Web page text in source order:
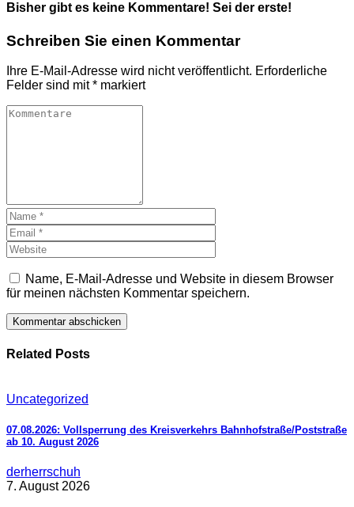
Bisher gibt es keine Kommentare! Sei der erste!
Schreiben Sie einen Kommentar
Ihre E-Mail-Adresse wird nicht veröffentlicht. Erforderliche
Felder sind mit* markiert
Name, E-Mail-Adresse und Website in diesem Browser
für meinen nächsten Kommentar speichern.
Related Posts
Uncategorized
07.08.2026: Vollsperrung des Kreisverkehrs Bahnhofstraße/Poststraße
ab 10. August 2026
derherrschuh
7. August 2026